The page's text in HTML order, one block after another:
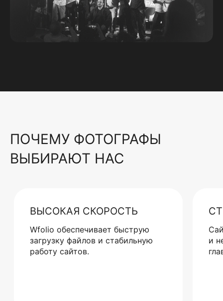
ПОЧЕМУ ФОТОГРАФЫ
ВЫБИРАЮТ НАС
ВЫСОКАЯ СКОРОСТЬ
Wfolio обеспечивает быструю
загрузку файлов и стабильную
работу сайтов.
и